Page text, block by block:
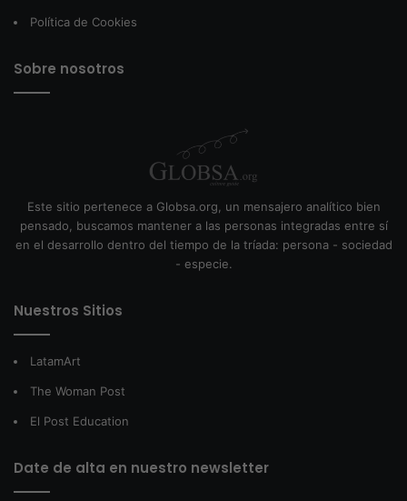
Política de Cookies
Sobre nosotros
Este sitio pertenece a Globsa.org, un mensajero analítico bien
pensado, buscamos mantener a las personas integradas entre sí
en el desarrollo dentro del tiempo de la tríada: persona - sociedad
- especie.
Nuestros Sitios
LatamArt
The Woman Post
El Post Education
Date de alta en nuestro newsletter